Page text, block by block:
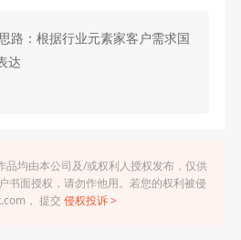
路：根据行业元素家客户需求国
达
品均由本公司及/或权利人授权发布，仅供
书面授权，请勿作他用。若您的权利被侵
， 提交 侵权投诉 >